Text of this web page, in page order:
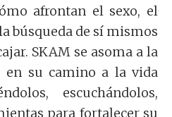
afrontan el sexo, el
búsqueda de sí mismos
SKAM se asoma a la
en su camino a la vida
escuchándolos,
para fortalecer su